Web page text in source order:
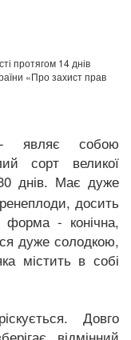
протягом 14 днів
«Про захист прав
собою
сорт великої
днів. Має дуже
досить
форма - конічна,
дуже солодкою,
містить в собі
Довго